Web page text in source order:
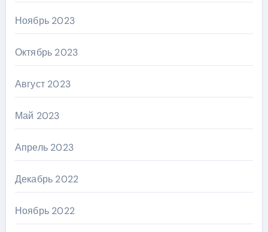
Ноябрь 2023
Октябрь 2023
Август 2023
Май 2023
Апрель 2023
Декабрь 2022
Ноябрь 2022